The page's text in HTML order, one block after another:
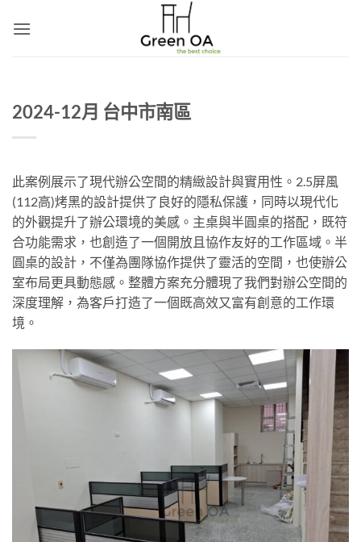
2024-12月 台中市南區
此案例展示了現代辦公空間的精緻設計與實用性。2.5屏風
(112高)烤黑的設計提供了良好的隱私保護，同時以現代化
的外觀提升了辦公環境的美感。主桌與半圓桌的搭配，既符
合功能需求，也創造了一個開放且協作友好的工作區域。半
圓桌的設計，不僅為團隊協作提供了靈活的空間，也使辦公
室布局更具動態感。整體方案充分體現了我們對辦公空間的
深度理解，為客戶打造了一個既高效又富有創意的工作環
境。